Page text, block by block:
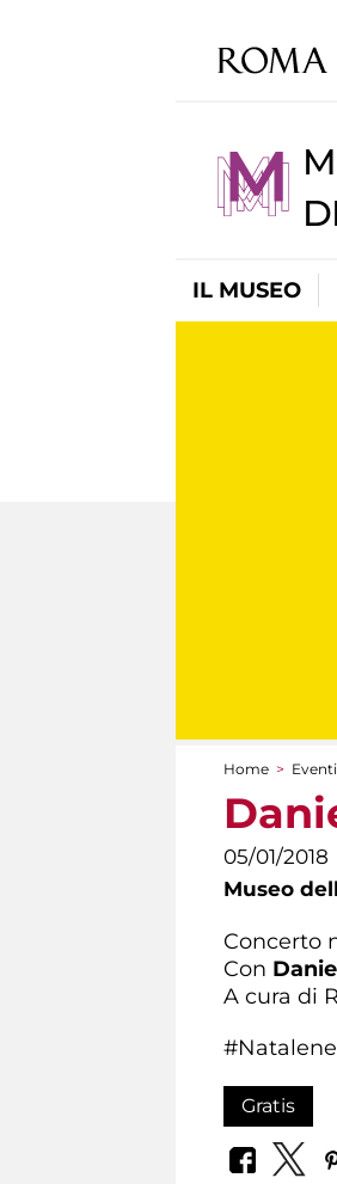
IL MUSEO
Tu sei
Home > Eventi
05/01/2018
Museo
Concerto
Con
A cura di
Gratis